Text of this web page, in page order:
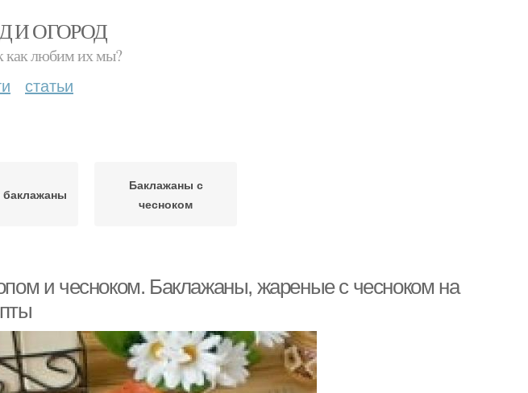
И ОГОРОД
как любим их мы?
статьи
Баклажаны с
чесноком
и чесноком. Баклажаны, жареные с чесноком на